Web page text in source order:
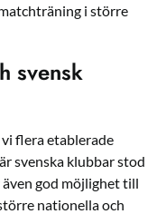
i större
svensk
flera etablerade
svenska klubbar stod
god möjlighet till
nationella och